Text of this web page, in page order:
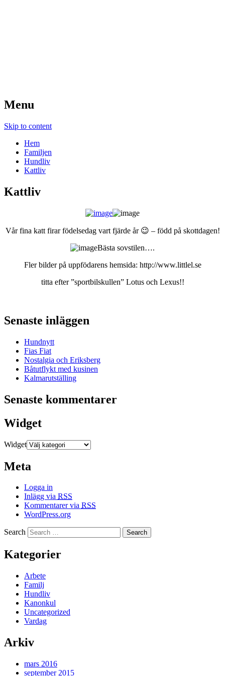
Menu
Skip to content
Hem
Familjen
Hundliv
Kattliv
Kattliv
Vår fina katt firar födelsedag vart fjärde år 😉 – född på skottdagen!
Bästa sovstilen….
Fler bilder på uppfödarens hemsida: http://www.littlel.se
titta efter ”sportbilskullen” Lotus och Lexus!!
Senaste inläggen
Hundnytt
Fias Fiat
Nostalgia och Eriksberg
Båtutflykt med kusinen
Kalmarutställing
Senaste kommentarer
Widget
Widget
Meta
Logga in
Inlägg via RSS
Kommentarer via RSS
WordPress.org
Search
Kategorier
Arbete
Familj
Hundliv
Kanonkul
Uncategorized
Vardag
Arkiv
mars 2016
september 2015